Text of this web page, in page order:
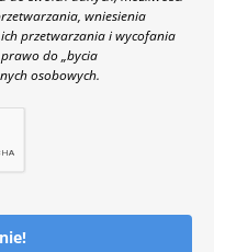
wniesienia
przetwarzania i wycofania
do „bycia
osobowych.